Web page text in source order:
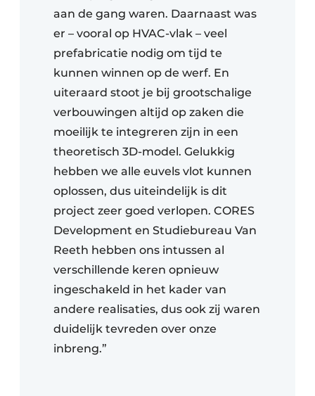
aan de gang waren. Daarnaast was
er – vooral op HVAC-vlak – veel
prefabricatie nodig om tijd te
kunnen winnen op de werf. En
uiteraard stoot je bij grootschalige
verbouwingen altijd op zaken die
moeilijk te integreren zijn in een
theoretisch 3D-model. Gelukkig
hebben we alle euvels vlot kunnen
oplossen, dus uiteindelijk is dit
project zeer goed verlopen. CORES
Development en Studiebureau Van
Reeth hebben ons intussen al
verschillende keren opnieuw
ingeschakeld in het kader van
andere realisaties, dus ook zij waren
duidelijk tevreden over onze
inbreng.”